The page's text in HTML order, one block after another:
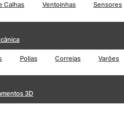
Calhas Ventoinhas Sensores
Polias Correias Varões
3D